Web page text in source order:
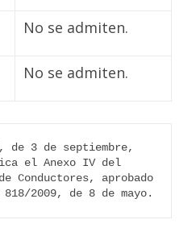
No se admiten.
No se admiten.
de 3 de septiembre,
el Anexo IV del
Conductores, aprobado
2009, de 8 de mayo.